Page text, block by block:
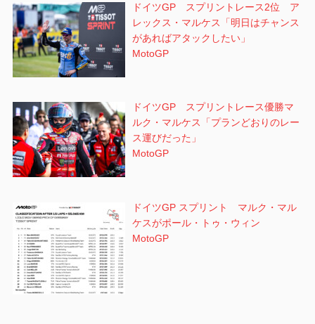
ドイツGP スプリントレース2位 ア
レックス・マルケス「明日はチャンス
があればアタックしたい」
MotoGP
ドイツGP スプリントレース優勝マ
ルク・マルケス「プランどおりのレー
ス運びだった」
MotoGP
ドイツGP スプリント マルク・マル
ケスがポール・トゥ・ウィン
MotoGP